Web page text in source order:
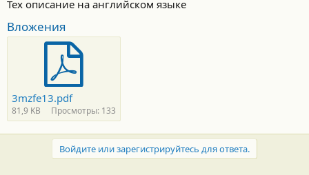
ы
л
Тех описание на английском языке
Вложения
3mzfe13.pdf
81,9 KB Просмотры: 133
Войдите или зарегистрируйтесь для ответа.